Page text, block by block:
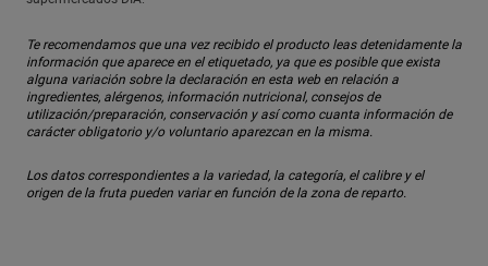
Te recomendamos que una vez recibido el producto leas detenidamente la
información que aparece en el etiquetado, ya que es posible que exista
alguna variación sobre la declaración en esta web en relación a
ingredientes, alérgenos, información nutricional, consejos de
utilización/preparación, conservación y así como cuanta información de
carácter obligatorio y/o voluntario aparezcan en la misma.
Los datos correspondientes a la variedad, la categoría, el calibre y el
origen de la fruta pueden variar en función de la zona de reparto.